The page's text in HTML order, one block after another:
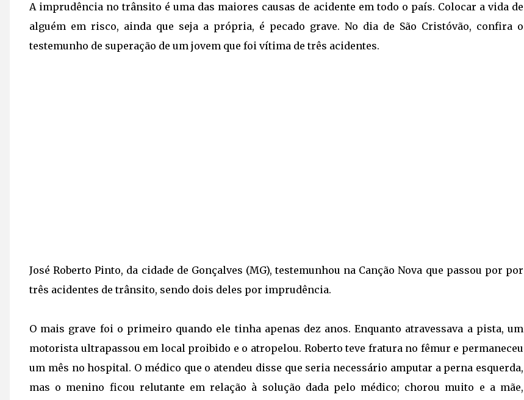
A imprudência no trânsito é uma das maiores causas de acidente em todo o país. Colocar a vida de
alguém em risco, ainda que seja a própria, é pecado grave. No dia de São Cristóvão, confira o
testemunho de superação de um jovem que foi vítima de três acidentes.
José Roberto Pinto, da cidade de Gonçalves (MG), testemunhou na Canção Nova que passou por por
três acidentes de trânsito, sendo dois deles por imprudência.
O mais grave foi o primeiro quando ele tinha apenas dez anos. Enquanto atravessava a pista, um
motorista ultrapassou em local proibido e o atropelou. Roberto teve fratura no fêmur e permaneceu
um mês no hospital. O médico que o atendeu disse que seria necessário amputar a perna esquerda,
mas o menino ficou relutante em relação à solução dada pelo médico; chorou muito e a mãe,